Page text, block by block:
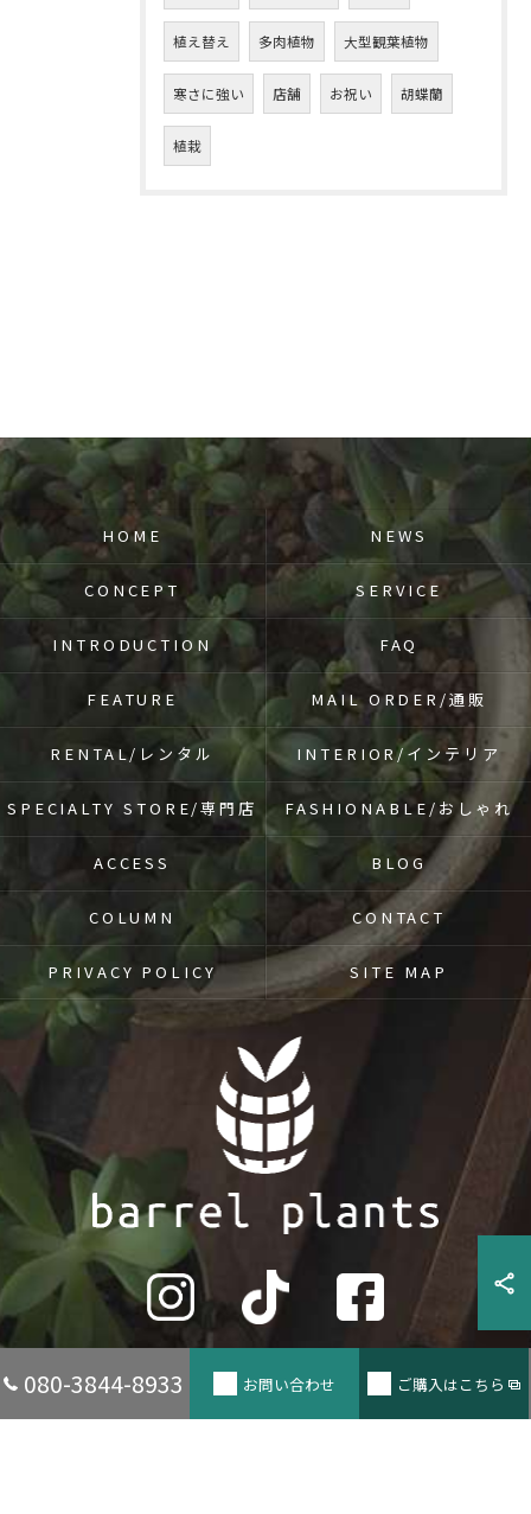
植え替え 多肉植物 大型観葉植物
寒さに強い 店舗 お祝い 胡蝶蘭
植栽
080-3844-8933 お問い合わせ ご購入はこちら
HOME NEWS
CONCEPT SERVICE
INTRODUCTION FAQ
FEATURE MAIL ORDER/通販
RENTAL/レンタル INTERIOR/インテリア
SPECIALTY STORE/専門店 FASHIONABLE/おしゃれ
ACCESS BLOG
COLUMN CONTACT
PRIVACY POLICY SITE MAP
© 2026 兵庫県たつの市の観葉植物ならbarrel plants ALL RIGHTS RESERVED.